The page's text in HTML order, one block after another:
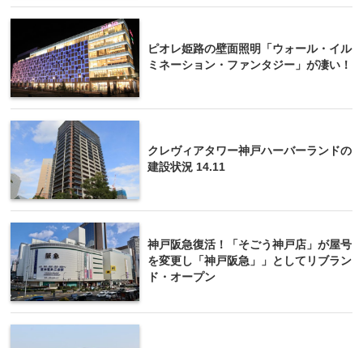
ピオレ姫路の壁面照明「ウォール・イル
ミネーション・ファンタジー」が凄い！
クレヴィアタワー神戸ハーバーランドの
建設状況 14.11
神戸阪急復活！「そごう神戸店」が屋号
を変更し「神戸阪急」」としてリブラン
ド・オープン